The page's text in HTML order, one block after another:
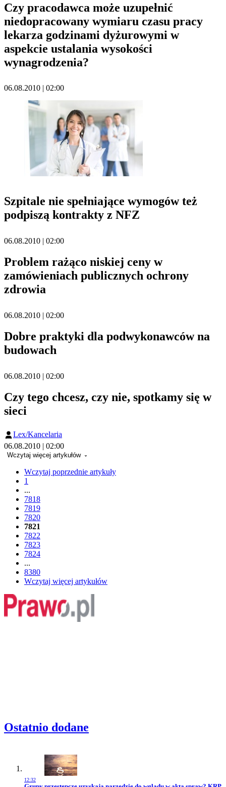
Czy pracodawca może uzupełnić
niedopracowany wymiaru czasu pracy
lekarza godzinami dyżurowymi w
aspekcie ustalania wysokości
wynagrodzenia?
06.08.2010 | 02:00
Szpitale nie spełniające wymogów też
podpiszą kontrakty z NFZ
06.08.2010 | 02:00
Problem rażąco niskiej ceny w
zamówieniach publicznych ochrony
zdrowia
06.08.2010 | 02:00
Dobre praktyki dla podwykonawców na
budowach
06.08.2010 | 02:00
Czy tego chcesz, czy nie, spotkamy się w
sieci
Lex/Kancelaria
06.08.2010 | 02:00
Wczytaj więcej artykułów
Wczytaj poprzednie artykuły
1
...
7818
7819
7820
7821
7822
7823
7824
...
8380
Wczytaj więcej artykułów
Ostatnio dodane
12:32